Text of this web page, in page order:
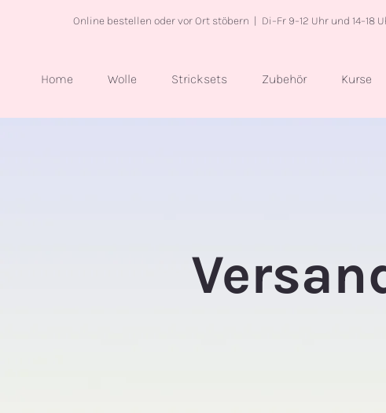
Online bestellen oder vor Ort stöbern | Di–Fr 9–12 Uhr und
Home Wolle Stricksets Zubehör Kurse